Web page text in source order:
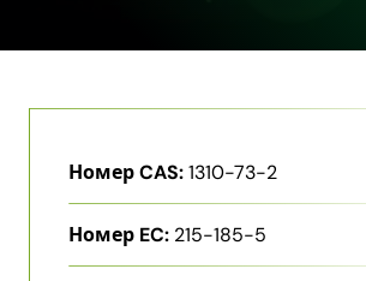
Номер CAS:1310-73-2
Номер EC: 215-185-5